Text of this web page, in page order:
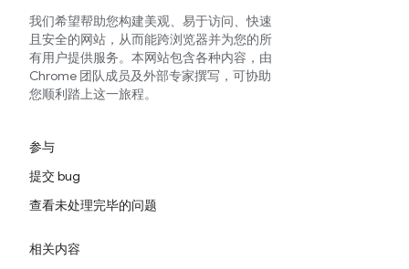
我们希望帮助您构建美观、易于访问、快速
且安全的网站，从而能跨浏览器并为您的所
有用户提供服务。本网站包含各种内容，由
Chrome 团队成员及外部专家撰写，可协助
您顺利踏上这一旅程。
参与
提交 bug
查看未处理完毕的问题
相关内容